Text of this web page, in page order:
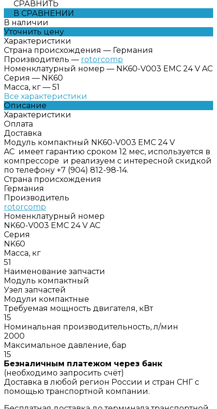
СРАВНИТЬ
В СРАВНЕНИИ
В наличии
Уточнить цену
Характеристики
Страна происхождения — Германия
Производитель — rotorcomp
Номенклатурный номер — NK60-V003 EMC 24 V AC
Серия — NK60
Масса, кг — 51
Все характеристики
Описание
Характеристики
Оплата
Доставка
Модуль компактный NK60-V003 EMC 24 V
AC имеет гарантию сроком 12 мес, используется в
компрессоре и реализуем с интересной скидкой
по телефону +7 (904) 812-98-14.
Страна происхождения
Германия
Производитель
rotorcomp
Номенклатурный номер
NK60-V003 EMC 24 V AC
Серия
NK60
Масса, кг
51
Наименование запчасти
Модуль компактный
Узел запчастей
Модули компактные
Требуемая мощность двигателя, кВт
15
Номинальная производительность, л/мин
2000
Максимальное давление, бар
15
Безналичным платежом через банк
(необходимо запросить счёт)
Доставка в любой регион России и стран СНГ с
помощью транспортной компании.